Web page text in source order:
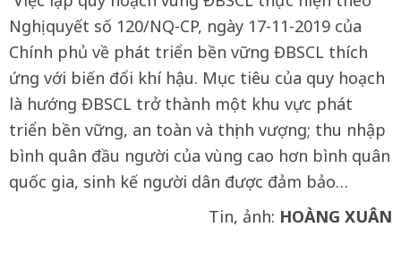
Nghị quyết số 120/NQ-CP, ngày 17-11-2019 của
Chính phủ về phát triển bền vững ĐBSCL thích
ứng với biến đổi khí hậu. Mục tiêu của quy hoạch
là hướng ĐBSCL trở thành một khu vực phát
triển bền vững, an toàn và thịnh vượng; thu nhập
bình quân đầu người của vùng cao hơn bình quân
quốc gia, sinh kế người dân được đảm bảo…
Tin, ảnh: HOÀNG XUÂN